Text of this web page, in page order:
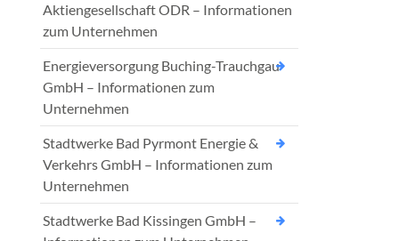
Aktiengesellschaft ODR – Informationen
zum Unternehmen
Energieversorgung Buching-Trauchgau
GmbH – Informationen zum
Unternehmen
Stadtwerke Bad Pyrmont Energie &
Verkehrs GmbH – Informationen zum
Unternehmen
Stadtwerke Bad Kissingen GmbH –